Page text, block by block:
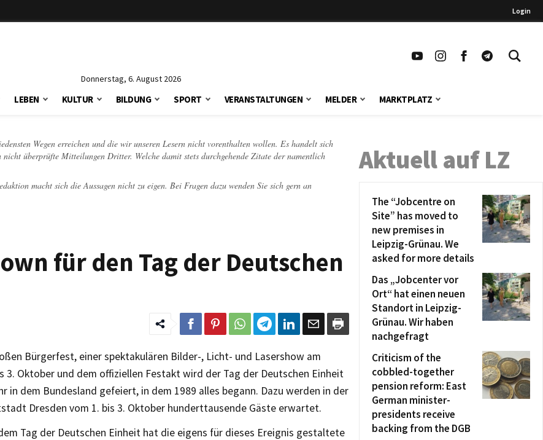
Login
Donnerstag, 6. August 2026
LEBEN KULTUR BILDUNG SPORT VERANSTALTUNGEN MELDER MARKTPLATZ
Wegen erreichen und die wir unseren Lesern nicht vorenthalten wollen. Es handelt sich
überprüfte Mitteilungen Dritter. Welche damit stets durchgehende Zitate der namentlich
macht sich die Aussagen nicht zu eigen. Bei Fragen dazu wenden Sie sich gern an
für den Tag der Deutschen
Bürgerfest, einer spektakulären Bilder-, Licht- und Lasershow am
3. Oktober und dem offiziellen Festakt wird der Tag der Deutschen Einheit
in dem Bundesland gefeiert, in dem 1989 alles begann. Dazu werden in der
Dresden vom 1. bis 3. Oktober hunderttausende Gäste erwartet.
Tag der Deutschen Einheit hat die eigens für dieses Ereignis gestaltete
Aktuell auf LZ
The “Jobcentre on
Site” has moved to
new premises in
Leipzig-Grünau. We
asked for more details
Das „Jobcenter vor
Ort“ hat einen neuen
Standort in Leipzig-
Grünau. Wir haben
nachgefragt
Criticism of the
cobbled-together
pension reform: East
German minister-
presidents receive
backing from the DGB